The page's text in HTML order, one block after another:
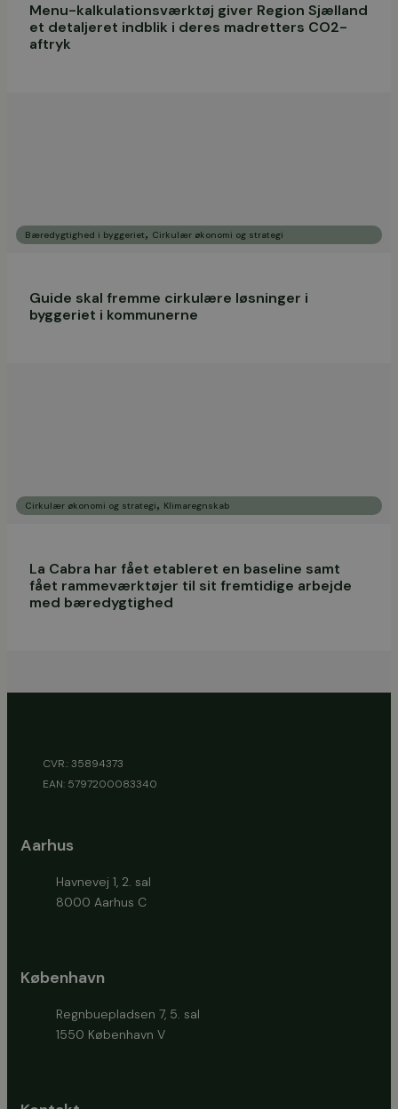
Menu-kalkulationsværktøj giver Region Sjælland
et detaljeret indblik i deres madretters CO2-
aftryk
Bæredygtighed i byggeriet, Cirkulær økonomi og strategi
Guide skal fremme cirkulære løsninger i
byggeriet i kommunerne
Cirkulær økonomi og strategi, Klimaregnskab
La Cabra har fået etableret en baseline samt
fået rammeværktøjer til sit fremtidige arbejde
med bæredygtighed
CVR.: 35894373
EAN: 5797200083340
Aarhus
Havnevej 1, 2. sal
8000 Aarhus C
København
Regnbuepladsen 7, 5. sal
1550 København V